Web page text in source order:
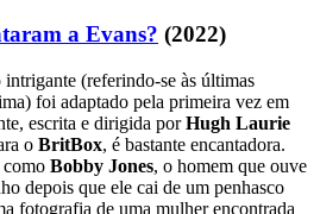
a Evans? (2022)
(referindo-se às últimas
foi adaptado pela primeira vez em
escrita e dirigida porHugh Laurie
o BritBox, é bastante encantadora.
como Bobby Jones, o homem que ouve
depois que ele cai de um penhasco
fotografia de uma mulher encontrada